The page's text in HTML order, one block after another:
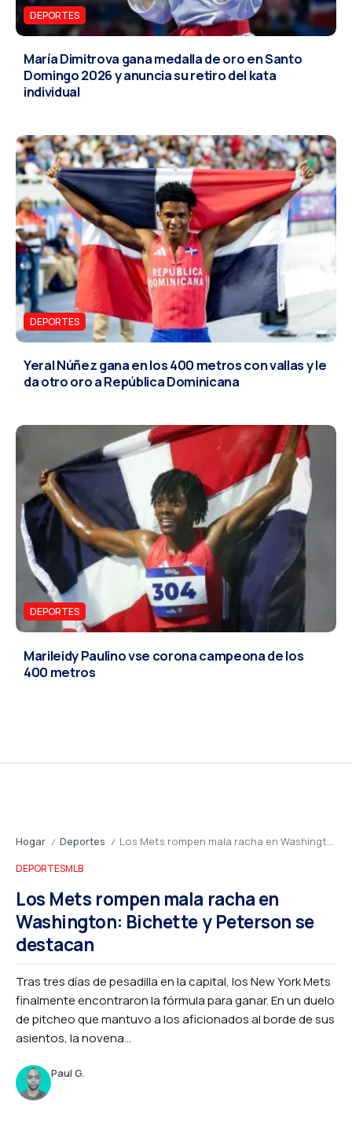
DEPORTES
María Dimitrova gana medalla de oro en Santo
Domingo 2026 y anuncia su retiro del kata
individual
DEPORTES
Yeral Núñez gana en los 400 metros con vallas y le
da otro oro a República Dominicana
DEPORTES
Marileidy Paulino vse corona campeona de los
400 metros
Hogar / Deportes / Los Mets rompen mala racha en Washington: Bichette y Peterson se destacan
DEPORTESMLB
Los Mets rompen mala racha en
Washington: Bichette y Peterson se
destacan
Tras tres días de pesadilla en la capital, los New York Mets
finalmente encontraron la fórmula para ganar. En un duelo
de pitcheo que mantuvo a los aficionados al borde de sus
asientos, la novena...
Paul G.